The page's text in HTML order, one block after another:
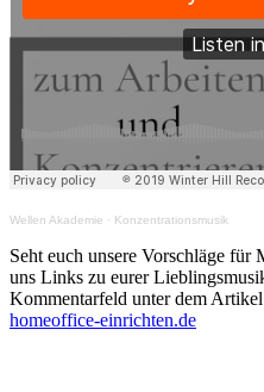
Wellen Akademie · Konzentrationsmusik
Seht euch unsere Vorschläge
uns Links zu eurer
Kommentarfeld unter dem
homeoffice-einrichten.de